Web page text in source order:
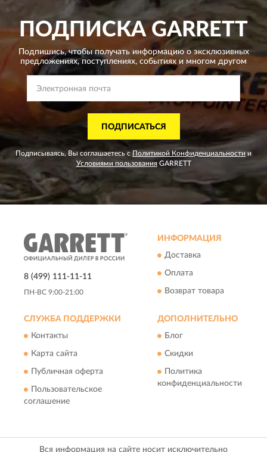
ПОДПИСКАGARRETT
Подпишись, чтобы получать информацию о эксклюзивных
предложениях,поступлениях, событиях и многом другом
ПОДПИСАТЬСЯ
Подписываясь, Вы соглашаетесь сПолитикой Конфиденциальности и
Условиями пользованияGARRETT
8 (499) 111-11-11
ПН-ВС 9:00-21:00
ИНФОРМАЦИЯ
Доставка
Оплата
Возврат товара
СЛУЖБА ПОДДЕРЖКИ
Контакты
Карта сайта
Публичная оферта
Пользовательское
соглашение
ДОПОЛНИТЕЛЬНО
Блог
Скидки
Политика
конфиденциальности
Вся информация на сайте носит исключительно